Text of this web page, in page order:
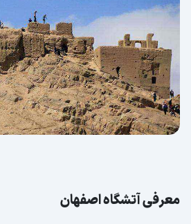
معرفی آتشگاه اصفهان